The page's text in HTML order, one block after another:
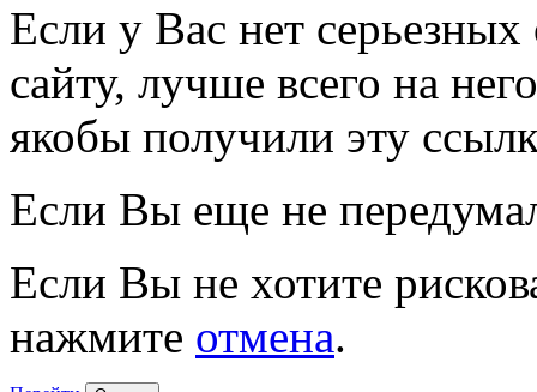
Если у Вас нет
сайту, лучше всего на
якобы получили эту
Если Вы еще не
Если Вы не хотите
нажмите отмена.